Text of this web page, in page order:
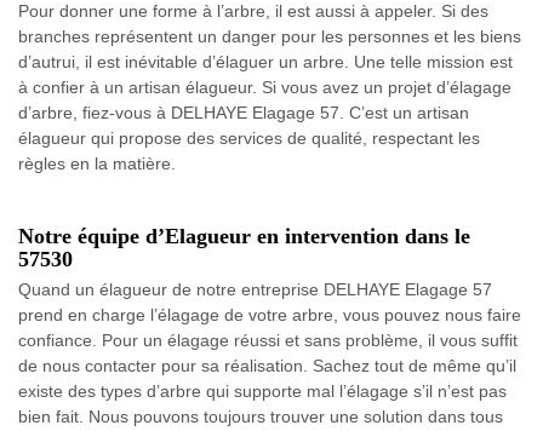
Pour donner une forme à l’arbre, il est aussi à appeler. Si des
branches représentent un danger pour les personnes et les biens
d’autrui, il est inévitable d’élaguer un arbre. Une telle mission est
à confier à un artisan élagueur. Si vous avez un projet d’élagage
d’arbre, fiez-vous à DELHAYE Elagage 57. C’est un artisan
élagueur qui propose des services de qualité, respectant les
règles en la matière.
Notre équipe d’Elagueur en intervention dans le
57530
Quand un élagueur de notre entreprise DELHAYE Elagage 57
prend en charge l’élagage de votre arbre, vous pouvez nous faire
confiance. Pour un élagage réussi et sans problème, il vous suffit
de nous contacter pour sa réalisation. Sachez tout de même qu’il
existe des types d’arbre qui supporte mal l’élagage s’il n’est pas
bien fait. Nous pouvons toujours trouver une solution dans tous